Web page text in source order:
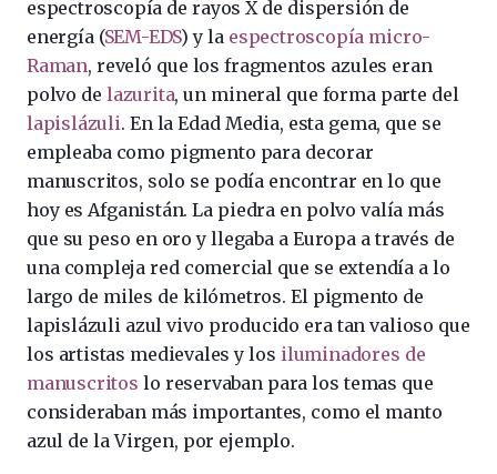
espectroscopía de rayos X de dispersión de
energía (SEM-EDS) y la espectroscopía micro-
Raman, reveló que los fragmentos azules eran
polvo de lazurita, un mineral que forma parte del
lapislázuli. En la Edad Media, esta gema, que se
empleaba como pigmento para decorar
manuscritos, solo se podía encontrar en lo que
hoy es Afganistán. La piedra en polvo valía más
que su peso en oro y llegaba a Europa a través de
una compleja red comercial que se extendía a lo
largo de miles de kilómetros. El pigmento de
lapislázuli azul vivo producido era tan valioso que
los artistas medievales y los iluminadores de
manuscritos lo reservaban para los temas que
consideraban más importantes, como el manto
azul de la Virgen, por ejemplo.